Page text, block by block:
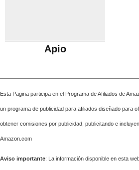
Apio
Esta Pagina participa en el Programa de Afiliados de
un programa de publicidad para afiliados diseñado para
obtener comisiones por publicidad, publicitando e
Amazon.com
Aviso importante: La información disponible en esta